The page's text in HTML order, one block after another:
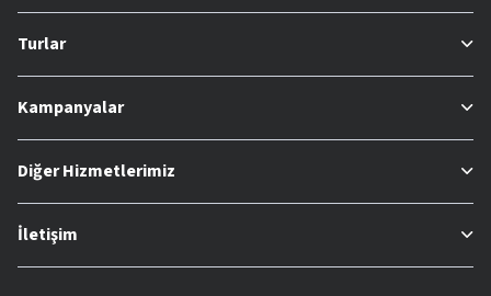
Turlar
Kampanyalar
Diğer Hizmetlerimiz
İletişim